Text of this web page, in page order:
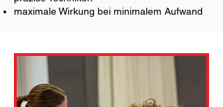
maximale Wirkung bei minimalem Aufwand